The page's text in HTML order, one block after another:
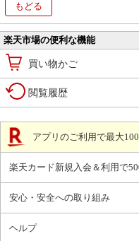
もどる
楽天市場の便利な機能
買い物かご
閲覧履歴
アプリのご利用で最大
楽天カード新規入会＆利用で
安心・安全への取り組み
ヘルプ